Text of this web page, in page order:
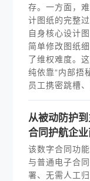
存。一方面，
计图纸的完整
自身核心设计
简单修改图纸
了维权难度。
纯依靠“内部捂
员工携密跳槽
从被动防护
合同护航企
该数字合同功
与普通电子合
署、无需人工归